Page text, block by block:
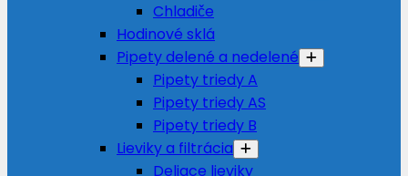
Chladiče
Hodinové sklá
Pipety delené a nedelené
Pipety triedy A
Pipety triedy AS
Pipety triedy B
Lieviky a filtrácia
Deliace lieviky